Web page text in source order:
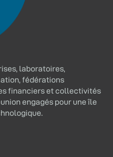
laboratoires,
fédérations
financiers et collectivités
engagés pour une île